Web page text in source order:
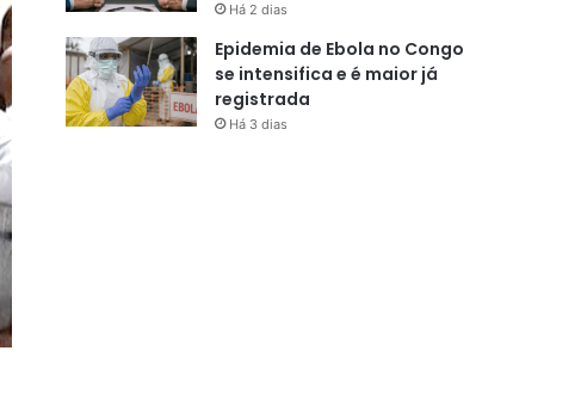
Há 2 dias
Epidemia de Ebola no Congo
se intensifica e é maior já
registrada
Há 3 dias